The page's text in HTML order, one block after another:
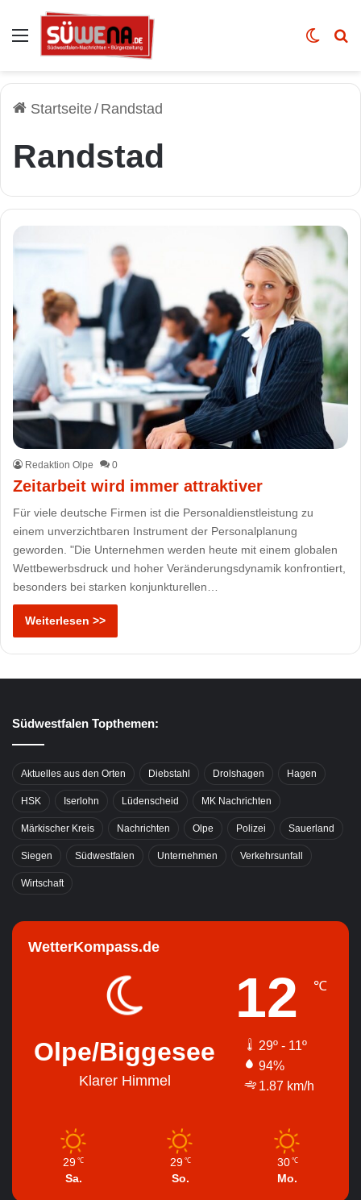
Auswahl Skin
Startseite/ Randstad
Randstad
Redaktion Olpe 0
Zeitarbeit wird immer attraktiver
Für viele deutsche Firmen ist die Personaldienstleistung zu
einem unverzichtbaren Instrument der Personalplanung
geworden. "Die Unternehmen werden heute mit einem globalen
Wettbewerbsdruck und hoher Veränderungsdynamik konfrontiert,
besonders bei starken konjunkturellen…
Weiterlesen >>
Südwestfalen Topthemen:
Aktuelles aus den Orten Diebstahl Drolshagen Hagen
HSK Iserlohn Lüdenscheid MK Nachrichten
Märkischer Kreis Nachrichten Olpe Polizei Sauerland
Siegen Südwestfalen Unternehmen Verkehrsunfall
Wirtschaft
WetterKompass.de
Olpe/Biggesee
Klarer Himmel
12 ℃
29º - 11º
94%
1.87 km/h
29 ℃
Sa.
29 ℃
So.
30 ℃
Mo.